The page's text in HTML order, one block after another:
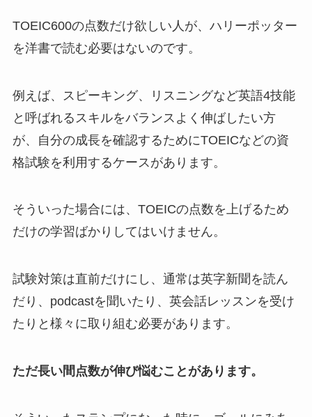
TOEIC600の点数だけ欲しい人が、ハリーポッター
を洋書で読む必要はないのです。
例えば、スピーキング、リスニングなど英語4技能
と呼ばれるスキルをバランスよく伸ばしたい方
が、自分の成長を確認するためにTOEICなどの資
格試験を利用するケースがあります。
そういった場合には、TOEICの点数を上げるため
だけの学習ばかりしてはいけません。
試験対策は直前だけにし、通常は英字新聞を読ん
だり、podcastを聞いたり、英会話レッスンを受け
たりと様々に取り組む必要があります。
ただ長い間点数が伸び悩むことがあります。